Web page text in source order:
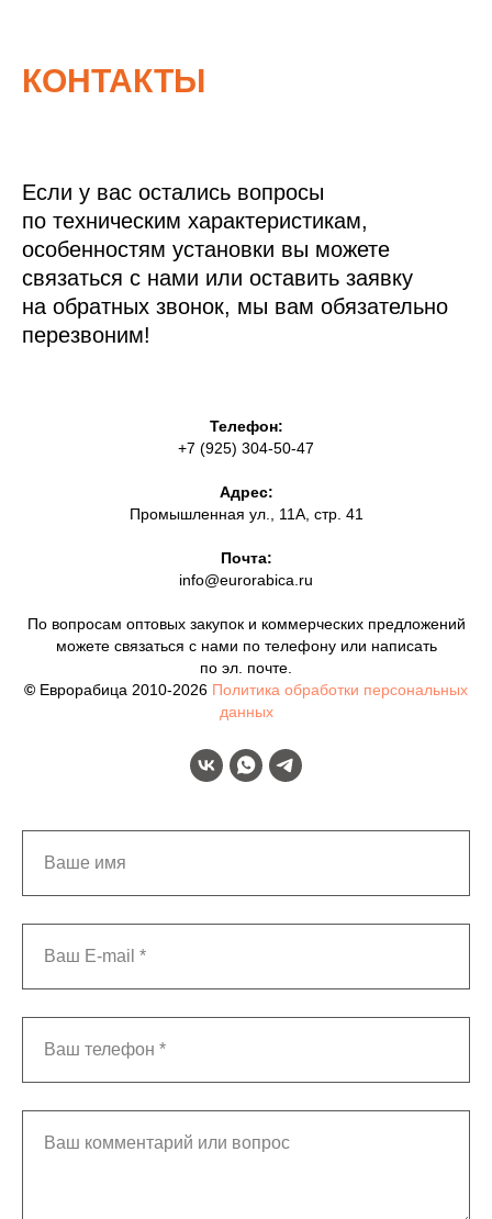
КОНТАКТЫ
Если у вас остались вопросы
по техническим характеристикам,
особенностям установки вы можете
связаться с нами или оставить заявку
на обратных звонок, мы вам обязательно
перезвоним!
Телефон:
+7 (925) 304-50-47
Адрес:
Промышленная ул., 11А, стр. 41
Почта:
info@eurorabica.ru
По вопросам оптовых закупок и коммерческих предложений
можете связаться с нами по телефону или написать
по эл. почте.
© Еврорабица 2010-2026 Политика обработки персональных
данных
Ваше имя
Ваш E-mail *
Ваш телефон *
Ваш комментарий или вопрос